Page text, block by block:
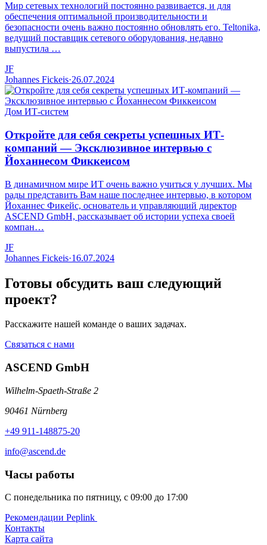
Мир сетевых технологий постоянно развивается, и для
обеспечения оптимальной производительности и
безопасности очень важно постоянно обновлять его. Teltonika,
ведущий поставщик сетевого оборудования, недавно
выпустила …
JF
Johannes Fickeis·26.07.2024
Дом ИТ-систем
Откройте для себя секреты успешных ИТ-
компаний — Эксклюзивное интервью с
Йоханнесом Фиккеисом
В динамичном мире ИТ очень важно учиться у лучших. Мы
рады представить Вам наше последнее интервью, в котором
Йоханнес Фикейс, основатель и управляющий директор
ASCEND GmbH, рассказывает об истории успеха своей
компан…
JF
Johannes Fickeis·16.07.2024
Готовы обсудить ваш следующий
проект?
Расскажите нашей команде о ваших задачах.
Связаться с нами
ASCEND GmbH
Wilhelm-Spaeth-Straße 2
90461 Nürnberg
+49 911-148875-20
info@ascend.de
Часы работы
С понедельника по пятницу, с 09:00 до 17:00
Рекомендации Peplink ️
Контакты
Карта сайта